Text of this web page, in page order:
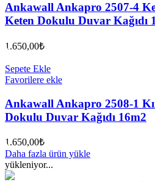
Ankawall Ankapro 2507-4
Keten Dokulu Duvar Kağıdı
1.650,00₺
Sepete Ekle
Favorilere ekle
Ankawall Ankapro 2508-1
Dokulu Duvar Kağıdı 16m2
1.650,00₺
Daha fazla ürün yükle
yükleniyor...